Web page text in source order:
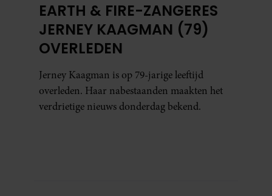
EARTH & FIRE-ZANGERES
JERNEY KAAGMAN (79)
OVERLEDEN
Jerney Kaagman is op 79-jarige leeftijd
overleden. Haar nabestaanden maakten het
verdrietige nieuws donderdag bekend.